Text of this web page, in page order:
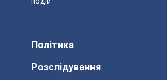
Політика
Розслідування